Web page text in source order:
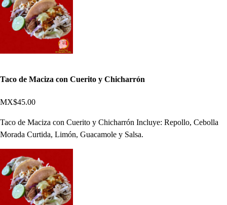
Taco de Maciza con Cuerito y Chicharrón
MX$45.00
Taco de Maciza con Cuerito y Chicharrón Incluye: Repollo, Cebolla
Morada Curtida, Limón, Guacamole y Salsa.